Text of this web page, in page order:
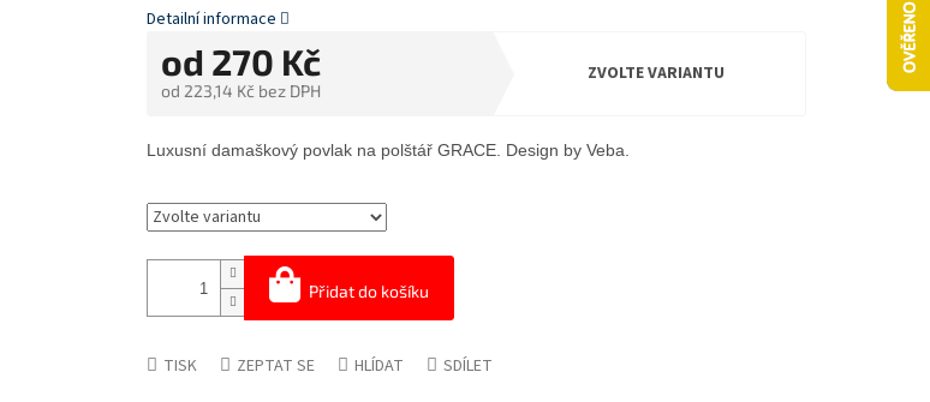
PRODUKTU
od 270 Kč
od 223,14 Kč bez DPH
ZVOLTE VARIANTU
Přidat do košíku
Luxusní damaškový povlak na polštář GRACE. Design by Veba.
Detailní informace
TISK ZEPTAT SE HLÍDAT SDÍLET